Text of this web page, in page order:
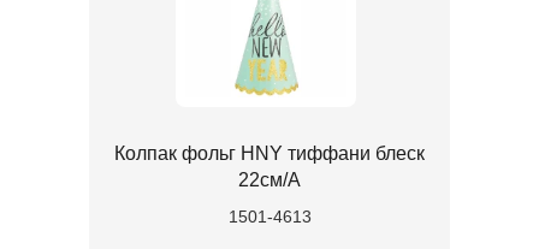
Колпак фольг HNY тиффани блеск
22см/A
1501-4613